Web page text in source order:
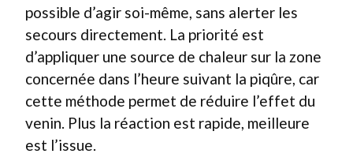
possible d’agir soi-même, sans alerter les
secours directement. La priorité est
d’appliquer une source de chaleur sur la zone
concernée dans l’heure suivant la piqûre, car
cette méthode permet de réduire l’effet du
venin. Plus la réaction est rapide, meilleure
est l’issue.